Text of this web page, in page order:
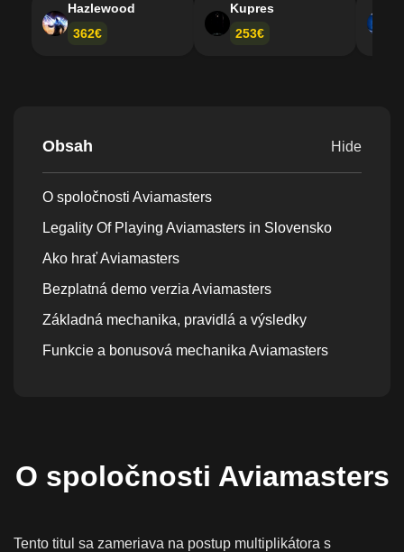
Hazlewood
362€
Kupres
253€
Obsah Hide
O spoločnosti Aviamasters
Legality Of Playing Aviamasters in Slovensko
Ako hrať Aviamasters
Bezplatná demo verzia Aviamasters
Základná mechanika, pravidlá a výsledky
Funkcie a bonusová mechanika Aviamasters
na Slovensku
Vklady, platby & Zodpovedná hra na Slovensku
O spoločnosti Aviamasters
Tento titul sa zameriava na postup multiplikátora s